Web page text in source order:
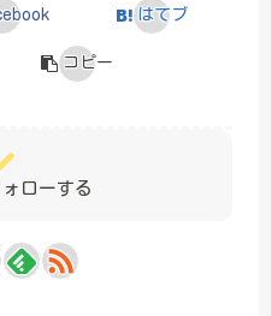
はてブ
コピー
ローする